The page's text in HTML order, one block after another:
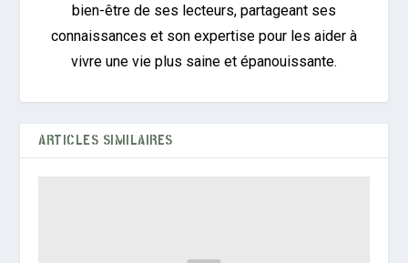
bien-être de ses lecteurs, partageant ses
connaissances et son expertise pour les aider à
vivre une vie plus saine et épanouissante.
ARTICLES SIMILAIRES